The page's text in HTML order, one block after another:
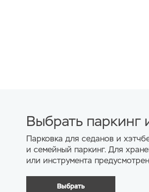
Выбрать паркинг
Парковка для седанов и
и семейный паркинг. Для
или инструмента
Выбрать